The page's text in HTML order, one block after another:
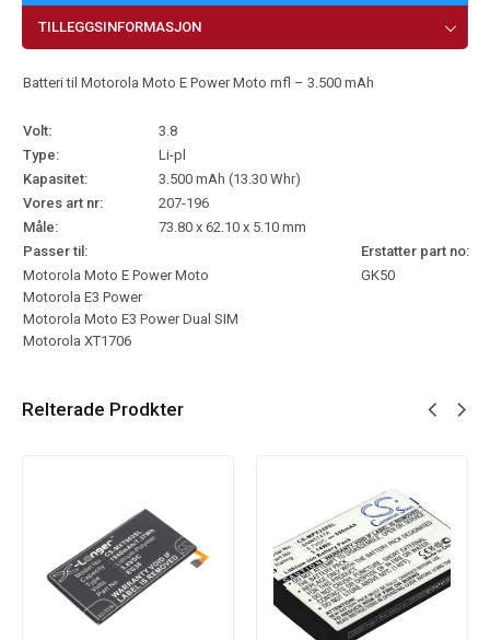
TILLEGGSINFORMASJON
Batteri til Motorola Moto E Power Moto mfl – 3.500 mAh
Volt:
3.8
Type:
Li-pl
Kapasitet:
3.500 mAh (13.30 Whr)
Vores art nr:
207-196
Måle:
73.80 x 62.10 x 5.10 mm
Passer til:
Erstatter part no:
Motorola Moto E Power Moto
Motorola E3 Power
Motorola Moto E3 Power Dual SIM
Motorola XT1706
GK50
Relterade Prodkter